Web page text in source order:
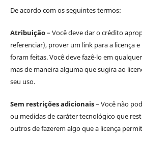
De acordo com os seguintes termos:
Atribuição– Você deve dar o crédito
referenciar), prover um link para a licença
foram feitas. Você deve fazê-lo em
mas de maneira alguma que sugira ao
seu uso.
Sem restrições adicionais– Você não
ou medidas de caráter tecnológico que
outros de fazerem algo que a licença